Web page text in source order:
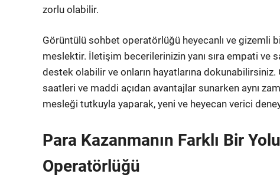
zorlu olabilir.
Görüntülü sohbet operatörlüğü heyecanlı ve gizemli
meslektir. İletişim becerilerinizin yanı sıra empati
destek olabilir ve onların hayatlarına
saatleri ve maddi açıdan avantajlar sunarken aynı
mesleği tutkuyla yaparak, yeni ve heyecan verici
Para Kazanmanın Farklı Bir
Operatörlüğü